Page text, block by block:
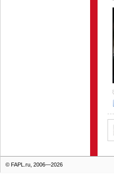
© FAPL.ru, 2006—2026